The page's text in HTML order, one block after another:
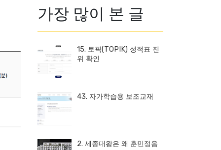
가장 많이 본 글
15. 토픽(TOPIK) 성적표 진
위 확인
43. 자가학습용 보조교재
2. 세종대왕은 왜 훈민정음